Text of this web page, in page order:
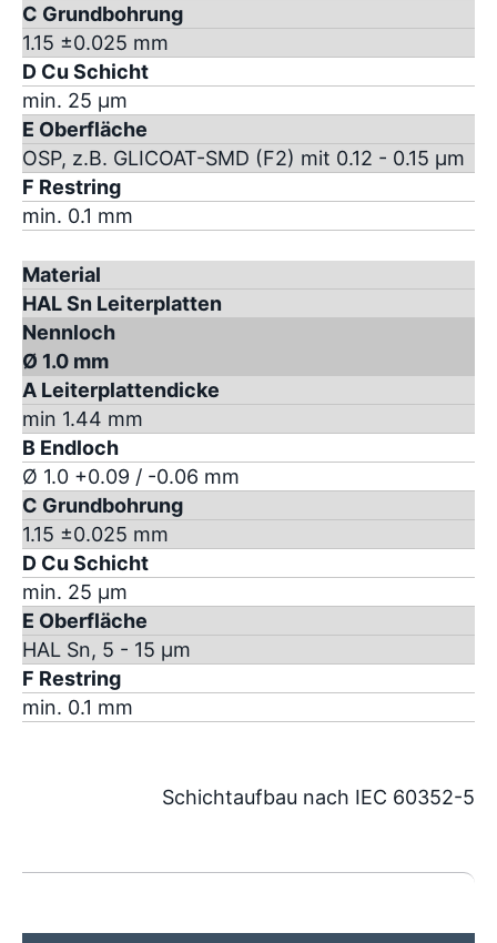
C Grundbohrung
1.15 ±0.025 mm
D Cu Schicht
min. 25 µm
E Oberfläche
OSP, z.B. GLICOAT-SMD (F2) mit 0.12 - 0.15 µm
F Restring
min. 0.1 mm
Material
HAL Sn Leiterplatten
Nennloch
Ø 1.0 mm
A Leiterplattendicke
min 1.44 mm
B Endloch
Ø 1.0 +0.09 / -0.06 mm
C Grundbohrung
1.15 ±0.025 mm
D Cu Schicht
min. 25 µm
E Oberfläche
HAL Sn, 5 - 15 µm
F Restring
min. 0.1 mm
Schichtaufbau nach IEC 60352-5